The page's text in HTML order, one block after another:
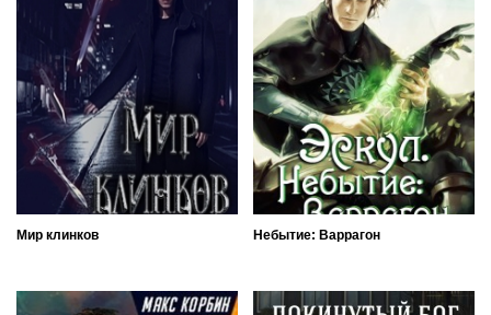
Мир клинков Небытие: Варрагон